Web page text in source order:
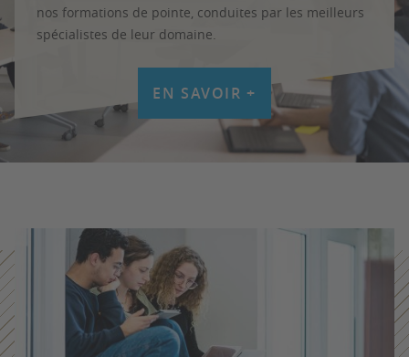
nos formations de pointe, conduites par les meilleurs
spécialistes de leur domaine.
EN SAVOIR +